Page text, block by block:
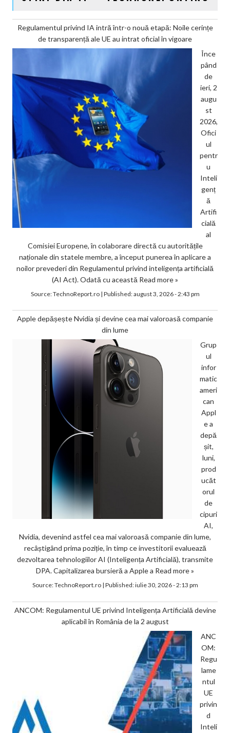
Regulamentul privind IA intră într-o nouă etapă: Noile cerințe
de transparență ale UE au intrat oficial în vigoare
Înce
pând
de
ieri, 2
augu
st
2026,
Ofici
ul
pentr
u
Inteli
genț
ă
Artifi
cială
al
Comisiei Europene, în colaborare directă cu autoritățile
naționale din statele membre, a început punerea în aplicare a
noilor prevederi din Regulamentul privind inteligența artificială
(AI Act). Odată cu această Read more »
Source:TechnoReport.ro| Published:august 3, 2026 - 2:43 pm
Apple depășește Nvidia și devine cea mai valoroasă companie
din lume
Grup
ul
infor
matic
ameri
can
Appl
e a
depă
șit,
luni,
prod
ucăt
orul
de
cipuri
AI,
Nvidia, devenind astfel cea mai valoroasă companie din lume,
recâștigând prima poziție, în timp ce investitorii evaluează
dezvoltarea tehnologiilor AI (Inteligența Artificială), transmite
DPA. Capitalizarea bursieră a Apple a Read more »
Source:TechnoReport.ro| Published:iulie 30, 2026 - 2:13 pm
ANCOM: Regulamentul UE privind Inteligența Artificială devine
aplicabil în România de la 2 august
ANC
OM:
Regu
lame
ntul
UE
privin
d
Inteli